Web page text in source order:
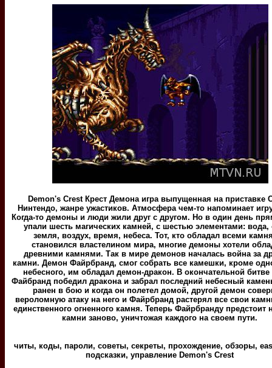
Demon's Crest Крест Демона игра выпущенная на приставке
Нинтендо, жанре ужастиков. Атмосфера чем-то напоминает
Когда-то демоны и люди жили друг с другом. Но в один день
упали шесть магических камней, с шестью элементами: вода,
земля, воздух, время, небеса. Тот, кто обладал всеми
становился властелином мира, многие демоны хотели
древними камнями. Так в мире демонов началась война за
камни. Демон Файрбранд, смог собрать все камешки, кроме
небесного, им обладал демон-дракон. В окончательной
Файбранд победил дракона и забрал последний небесный
ранен в бою и когда он полетел домой, другой демон
вероломную атаку на него и Файрбранд растерял все свои
единственного огненного камня. Теперь Файрбранду предстоит
камни заново, уничтожая каждого на своем пути.
читы, коды, пароли, советы, секреты, прохождение, обзоры,
подсказки, управление Demon's Crest